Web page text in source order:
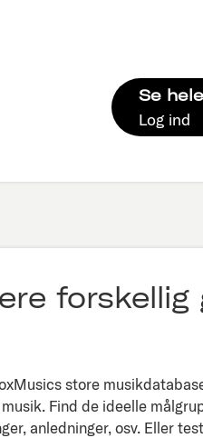
Se
Log ind
forskellig
store
Find de ideelle
anledninger, osv. Eller